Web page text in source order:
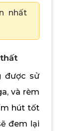
nhất
được sử
và rèm
hút tốt
đem lại